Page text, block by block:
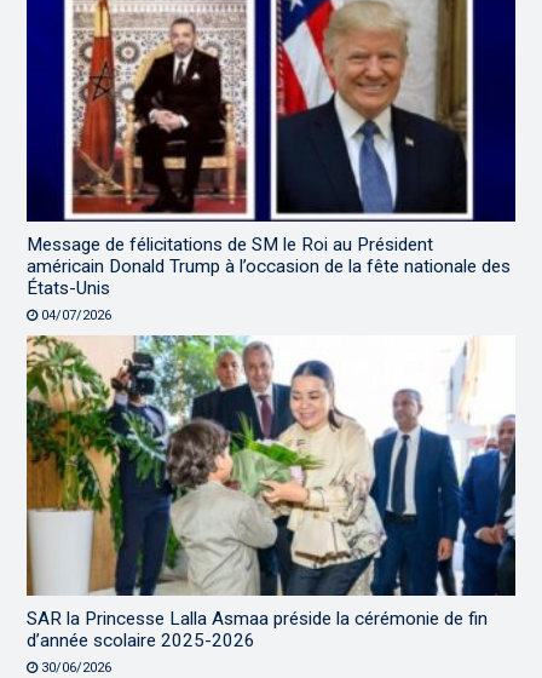
Message de félicitations de SM le Roi au Président
américain Donald Trump à l’occasion de la fête nationale des
États-Unis
04/07/2026
SAR la Princesse Lalla Asmaa préside la cérémonie de fin
d’année scolaire 2025-2026
30/06/2026